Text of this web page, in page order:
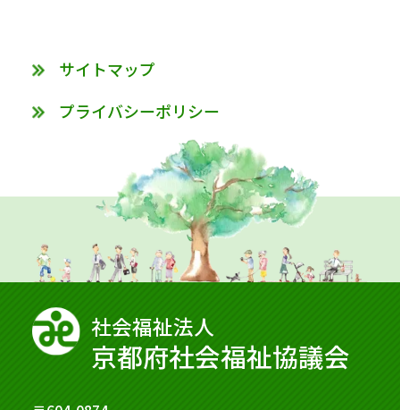
サイトマップ
プライバシーポリシー
社会福祉法⼈
京都府社会福祉協議会